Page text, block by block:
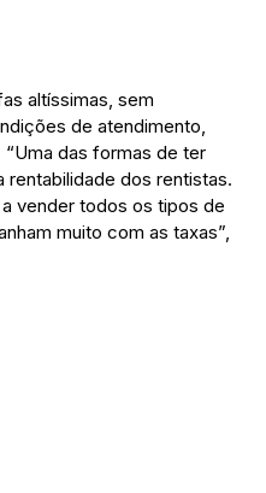
altíssimas, sem
de atendimento,
das formas de ter
dos rentistas.
vender todos os tipos de
muito com as taxas”,